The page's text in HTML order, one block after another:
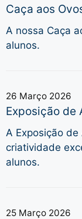
Caça aos
A nossa Caça
alunos.
26 Março 2026
Exposição de
A Exposição
criatividade
alunos.
25 Março 2026